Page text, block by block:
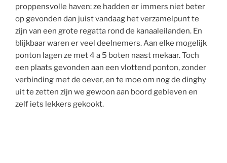
proppensvolle haven: ze hadden er immers niet beter
op gevonden dan juist vandaag het verzamelpunt te
zijn van een grote regatta rond de kanaaleilanden. En
blijkbaar waren er veel deelnemers. Aan elke mogelijk
ponton lagen ze met 4 a 5 boten naast mekaar. Toch
een plaats gevonden aan een vlottend ponton, zonder
verbinding met de oever, en te moe om nog de dinghy
uit te zetten zijn we gewoon aan boord gebleven en
zelf iets lekkers gekookt.